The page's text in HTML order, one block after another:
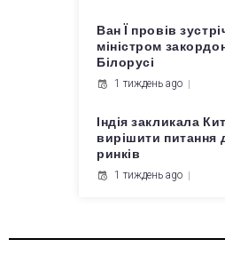
Ван Ї провів
міністром
Білорусі
1 тиждень ago
Індія закликала
вирішити питання
ринків
1 тиждень ago